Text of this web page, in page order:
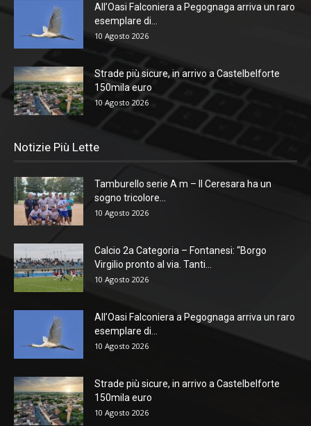
All’Oasi Falconiera a Pegognaga arriva un raro
esemplare di...
10 Agosto 2026
Strade più sicure, in arrivo a Castelbelforte
150mila euro
10 Agosto 2026
Notizie Più Lette
Tamburello serie A m – Il Ceresara ha un
sogno tricolore...
10 Agosto 2026
Calcio 2a Categoria – Fontanesi: “Borgo
Virgilio pronto al via. Tanti...
10 Agosto 2026
All’Oasi Falconiera a Pegognaga arriva un raro
esemplare di...
10 Agosto 2026
Strade più sicure, in arrivo a Castelbelforte
150mila euro
10 Agosto 2026